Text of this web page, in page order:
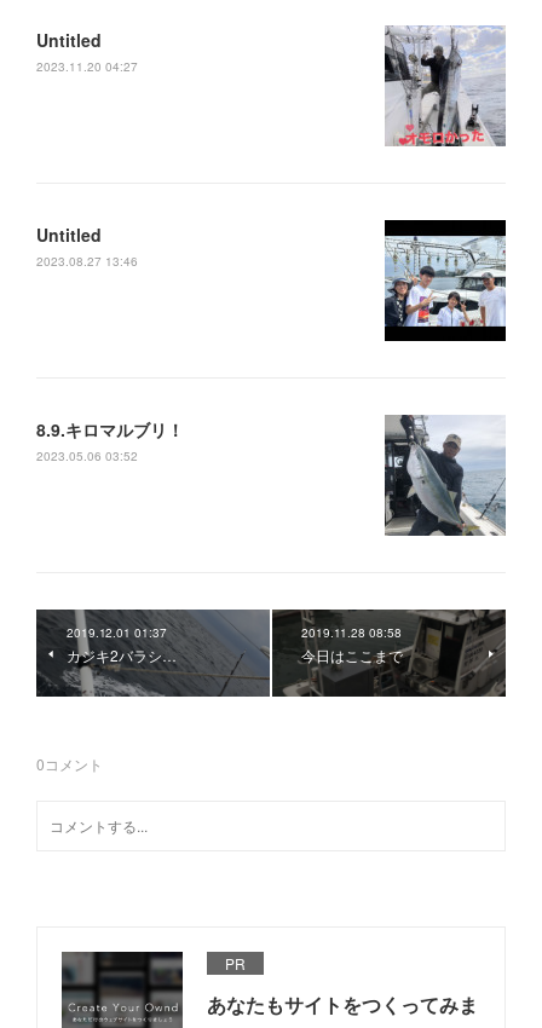
Untitled
2023.11.20 04:27
Untitled
2023.08.27 13:46
8.9.キロマルブリ！
2023.05.06 03:52
2019.12.01 01:37
カジキ2バラシ…
2019.11.28 08:58
今日はここまで
0コメント
PR
あなたもサイトをつくってみま